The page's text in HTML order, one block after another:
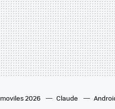
2026 Claude